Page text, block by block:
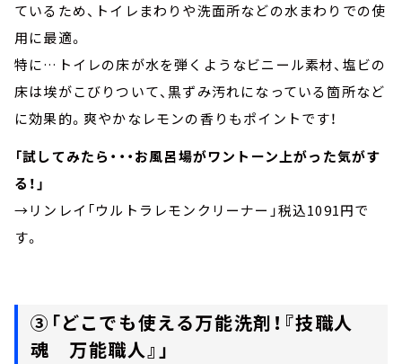
ているため、トイレまわりや洗面所などの水まわりでの使
用に最適。
特に…トイレの床が水を弾くようなビニール素材、塩ビの
床は埃がこびりついて、黒ずみ汚れになっている箇所など
に効果的。爽やかなレモンの香りもポイントです！
「試してみたら・・・お風呂場がワントーン上がった気がす
る！」
→リンレイ「ウルトラレモンクリーナー」税込1091円で
す。
③「どこでも使える万能洗剤！『技職人
魂 万能職人』」